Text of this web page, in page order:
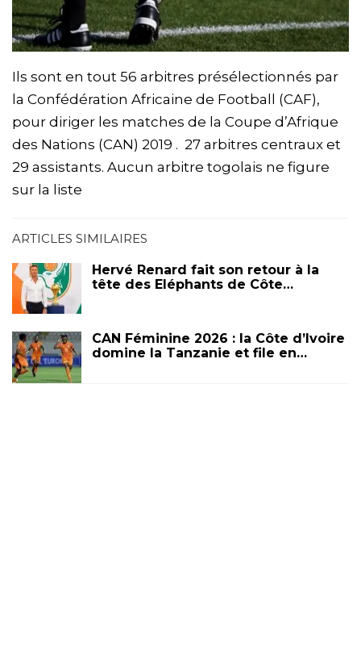
Ils sont en tout 56 arbitres présélectionnés par
la Confédération Africaine de Football (CAF),
pour diriger les matches de la Coupe d’Afrique
des Nations (CAN) 2019 . 27 arbitres centraux et
29 assistants. Aucun arbitre togolais ne figure
sur la liste
ARTICLES SIMILAIRES
Hervé Renard fait son retour à la
tête des Eléphants de Côte…
CAN Féminine 2026 : la Côte d’Ivoire
domine la Tanzanie et file en…